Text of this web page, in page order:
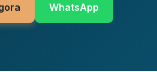
WhatsApp